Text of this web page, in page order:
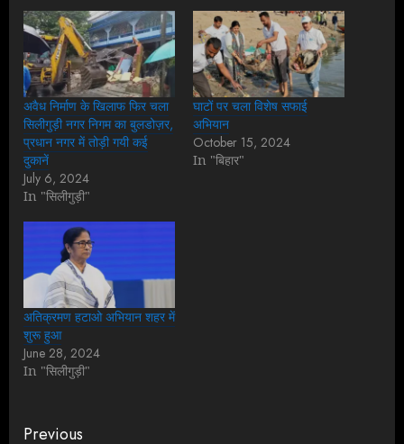
अवैध निर्माण के खिलाफ फिर चला
सिलीगुड़ी नगर निगम का बुलडोज़र,
प्रधान नगर में तोड़ी गयी कई
दुकानें
July 6, 2024
In "सिलीगुड़ी"
घाटों पर चला विशेष सफाई
अभियान
October 15, 2024
In "बिहार"
अतिक्रमण हटाओ अभियान शहर में
शुरू हुआ
June 28, 2024
In "सिलीगुड़ी"
Continue
Previous